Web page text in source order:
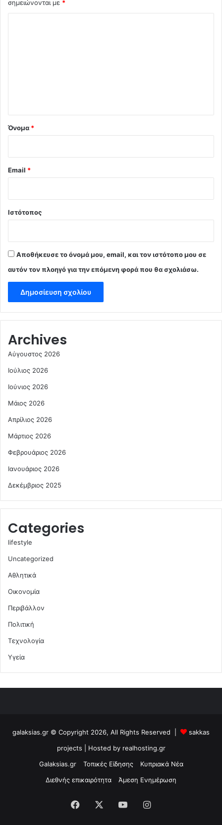
σημειώνονται με *
Όνομα *
Email *
Ιστότοπος
Αποθήκευσε το όνομά μου, email, και τον ιστότοπο μου σε
αυτόν τον πλοηγό για την επόμενη φορά που θα σχολιάσω.
Archives
Αύγουστος 2026
Ιούλιος 2026
Ιούνιος 2026
Μάιος 2026
Απρίλιος 2026
Μάρτιος 2026
Φεβρουάριος 2026
Ιανουάριος 2026
Δεκέμβριος 2025
Categories
lifestyle
Uncategorized
Αθλητικά
Οικονομία
Περιβάλλον
Πολιτική
Τεχνολογία
Υγεία
galaksias.gr © Copyright 2026, All Rights Reserved |
sakkas
projects | Hosted by realhosting.gr
Galaksias.gr
Τοπικές Είδησης
Κυπριακά Νέα
Διεθνής επικαιρότητα
Άμεση Ενημέρωση
Facebook YouTubeInstagram